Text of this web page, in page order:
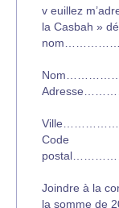
v euillez
la Casbah »
Code
Joindre à la
la somme de